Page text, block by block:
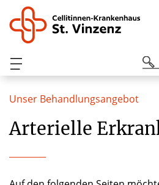
Unser Behandlungsangebot
Arterielle